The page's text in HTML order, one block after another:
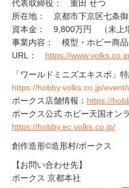
代表取締役： 重田 せつ
所在地： 京都市下京区七条
資本金： 9,800万円 （未上
事業内容： 模型・ホビー商品
URL： https://
「ワールドミニズエキスポ」
https://hobby.volks.co.jp/
ボークス店舗情報： https://
ボークス公式 ホビー天国オン
https://hobby.ec.volks.co.jp/
創作造形©造形村/ボークス
【お問い合わせ先】
ボークス 京都本社